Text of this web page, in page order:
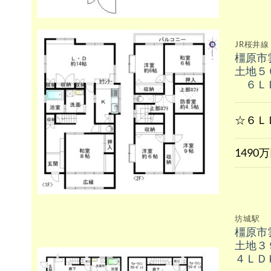
JR桜井線
橿原
土地
６Ｌ
☆６Ｌ
1490
坊城駅
橿原
土地
４ＬＤ